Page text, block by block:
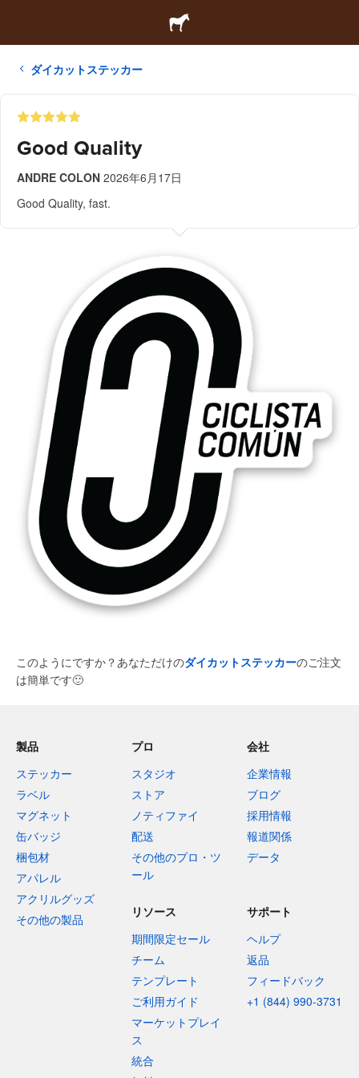
ダイカットステッカー
Good Quality
ANDRE COLON 2026年6月17日
Good Quality, fast.
このようにですか？あなただけのダイカットステッカーのご注文
は簡単です🙂
製品
ステッカー
ラベル
マグネット
缶バッジ
梱包材
アパレル
アクリルグッズ
その他の製品
プロ
スタジオ
ストア
ノティファイ
配送
その他のプロ・ツ
ール
会社
企業情報
ブログ
採用情報
報道関係
データ
リソース
期間限定セール
チーム
テンプレート
ご利用ガイド
マーケットプレイ
ス
統合
サポート
ヘルプ
返品
フィードバック
+1 (844) 990-3731